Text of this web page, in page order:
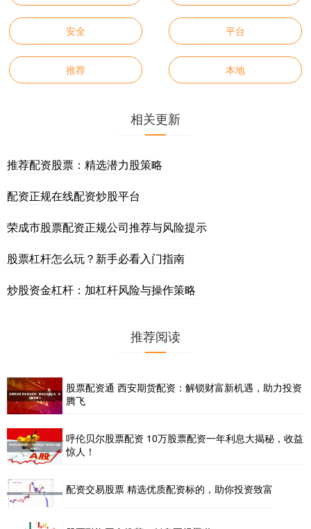
安全 平台
推荐 本地
相关更新
推荐配资股票：精选潜力股策略
配资正规在线配资炒股平台
荣成市股票配资正规公司推荐与风险提示
股票杠杆怎么玩？新手必看入门指南
炒股资金杠杆：加杠杆风险与操作策略
推荐阅读
股票配资通 西安期货配资：解锁财富新机遇，助力投资
腾飞
呼伦贝尔股票配资 10万股票配资一年利息大揭秘，收益
惊人！
配资交易股票 精选优质配资标的，助你投资致富